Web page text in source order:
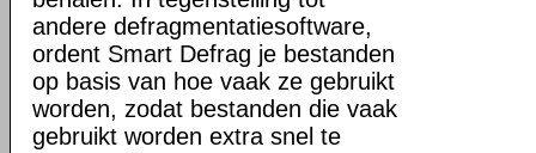
andere defragmentatiesoftware,
ordent Smart Defrag je bestanden
op basis van hoe vaak ze gebruikt
worden, zodat bestanden die vaak
gebruikt worden extra snel te